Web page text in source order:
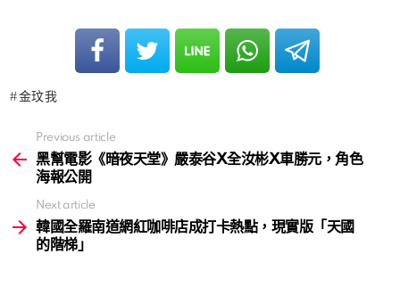
金玟我
more
Previous article
黑幫電影《暗夜天堂》嚴泰谷X全汝彬X車勝元，角色
海報公開
Next article
韓國全羅南道網紅咖啡店成打卡熱點，現實版「天國
的階梯」